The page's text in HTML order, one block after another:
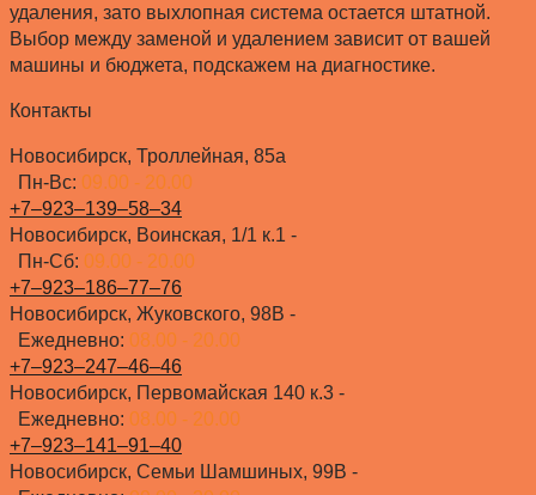
удаления, зато выхлопная система остается штатной.
Выбор между заменой и удалением зависит от вашей
машины и бюджета, подскажем на диагностике.
Контакты
Новосибирск, Троллейная, 85а
Пн-Вс: 09.00 - 20.00
+7‒923‒139‒58‒34
Новосибирск, Воинская, 1/1 к.1 -
Пн-Сб: 09.00 - 20.00
+7‒923‒186‒77‒76
Новосибирск, Жуковского, 98В -
Ежедневно: 08.00 - 20.00
+7‒923‒247‒46‒46
Новосибирск, Первомайская 140 к.3 -
Ежедневно: 08.00 - 20.00
+7‒923‒141‒91‒40
Новосибирск, Семьи Шамшиных, 99В -